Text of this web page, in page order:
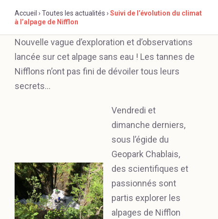
Accueil ›Toutes les actualités ›Suivi de l’évolution du climat
à l’alpage de Nifflon
Nouvelle vague d’exploration et d’observations
lancée sur cet alpage sans eau ! Les tannes de
Nifflons n’ont pas fini de dévoiler tous leurs
secrets…
Vendredi et
dimanche derniers,
sous l’égide du
Geopark Chablais,
des scientifiques et
passionnés sont
partis explorer les
alpages de Nifflon